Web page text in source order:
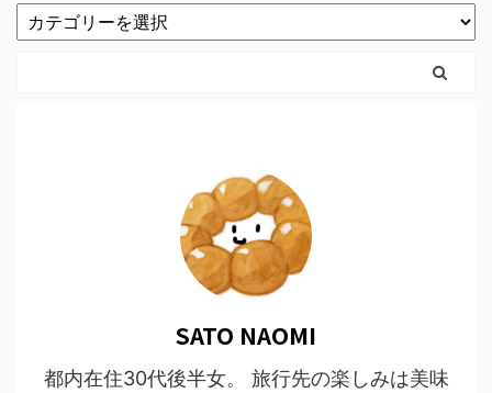
SATO NAOMI
都内在住30代後半女。 旅行先の楽しみは美味